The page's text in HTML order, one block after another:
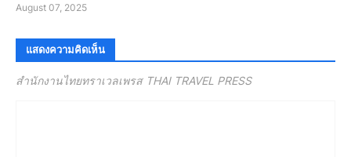
August 07, 2025
แสดงความคิดเห็น
สำนักงานไทยทราเวลเพรส THAI TRAVEL PRESS